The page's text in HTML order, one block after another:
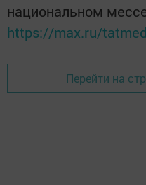
национальном
https://max.ru/
Перейти на